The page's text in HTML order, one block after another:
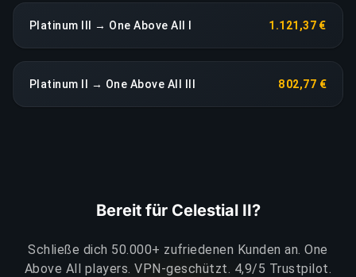
Platinum III → One Above All I 1.121,37 €
Platinum II → One Above All III 802,77 €
Bereit für Celestial II?
Schließe dich 50.000+ zufriedenen Kunden an. One
Above All players. VPN-geschützt. 4,9/5 Trustpilot.